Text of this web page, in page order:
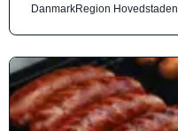
DanmarkRegion Hovedstaden